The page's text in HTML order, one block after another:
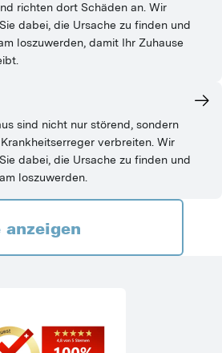
richten dort Schäden an. Wir
dabei, die Ursache zu finden und
loszuwerden, damit Ihr Zuhause
sind nicht nur störend, sondern
verbreiten. Wir
dabei, die Ursache zu finden und
loszuwerden.